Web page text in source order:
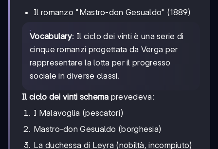
Il romanzo "Mastro-don Gesualdo" (1889)
Vocabulary: Il ciclo dei vinti è una serie di
cinque romanzi progettata da Verga per
rappresentare la lotta per il progresso
sociale in diverse classi.
Il ciclo dei vinti schema prevedeva:
I Malavoglia (pescatori)
Mastro-don Gesualdo (borghesia)
La duchessa di Leyra (nobiltà, incompiuto)